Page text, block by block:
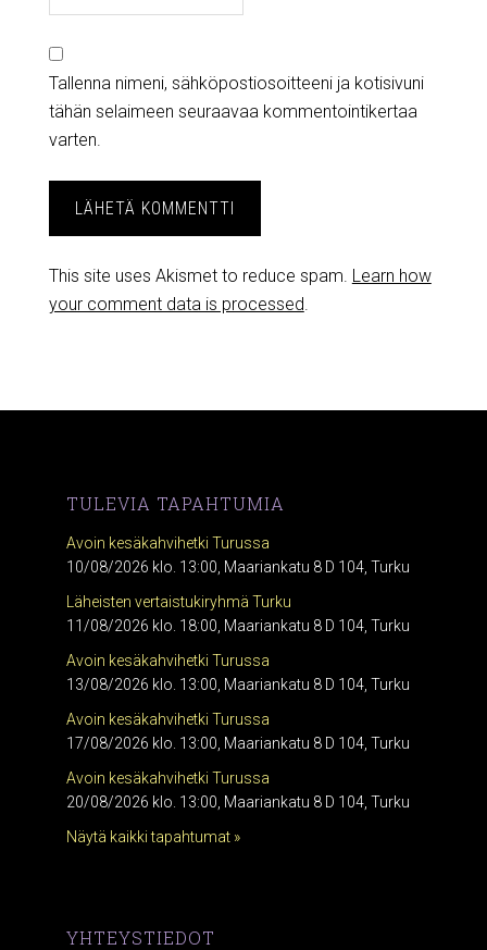
Tallenna nimeni, sähköpostiosoitteeni ja kotisivuni
tähän selaimeen seuraavaa kommentointikertaa
varten.
This site uses Akismet to reduce spam. Learn how
your comment data is processed.
TULEVIA TAPAHTUMIA
Avoin kesäkahvihetki Turussa
10/08/2026 klo. 13:00, Maariankatu 8 D 104, Turku
Läheisten vertaistukiryhmä Turku
11/08/2026 klo. 18:00, Maariankatu 8 D 104, Turku
Avoin kesäkahvihetki Turussa
13/08/2026 klo. 13:00, Maariankatu 8 D 104, Turku
Avoin kesäkahvihetki Turussa
17/08/2026 klo. 13:00, Maariankatu 8 D 104, Turku
Avoin kesäkahvihetki Turussa
20/08/2026 klo. 13:00, Maariankatu 8 D 104, Turku
Näytä kaikki tapahtumat »
YHTEYSTIEDOT